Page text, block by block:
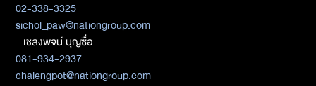
02-338-3325
sichol_paw@nationgroup.com
- เชลงพจน์ บุญซื่อ
081-934-2937
chalengpot@nationgroup.com